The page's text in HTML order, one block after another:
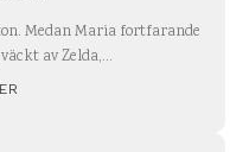
Medan Maria fortfarande
av Zelda,...